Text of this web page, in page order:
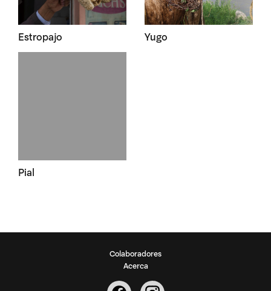
Estropajo Yugo
Pial
Colaboradores
Acerca